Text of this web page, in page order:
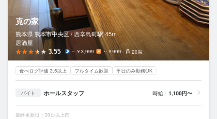
克の家
熊本県 熊本市中央区 / 西辛島町駅 45m
居酒屋
3.55 ～￥3,999 ～￥999 20席
食べログ評価 3.5以上 フルタイム歓迎 平日のみ勤務OK
バイト ホールスタッフ 時給： 1,100円〜
最終更新日：30日以上前